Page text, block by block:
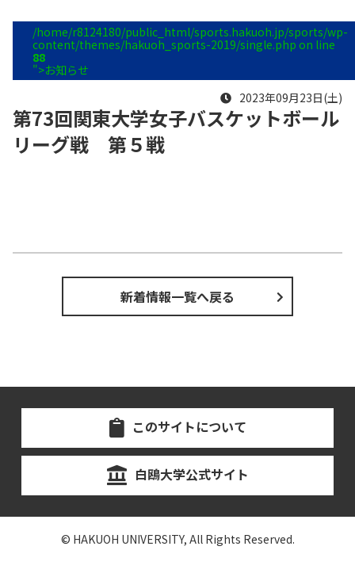
/home/r8124180/public_html/sports.hakuoh.jp/sports/wp-
content/themes/hakuoh_sports-2019/single.php on line
88
">お知らせ
2023年09月23日(土)
第73回関東大学女子バスケットボール
リーグ戦 第５戦
新着情報一覧へ戻る
このサイトについて
白鴎大学公式サイト
© HAKUOH UNIVERSITY, All Rights Reserved.